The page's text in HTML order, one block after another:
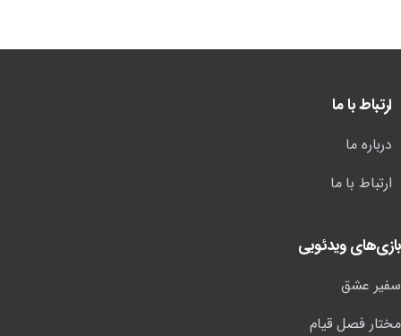
ارتباط با ما
درباره ما
ارتباط با ما
بازی‌های ویدئویی
سفیر عشق
مختار فصل قیام